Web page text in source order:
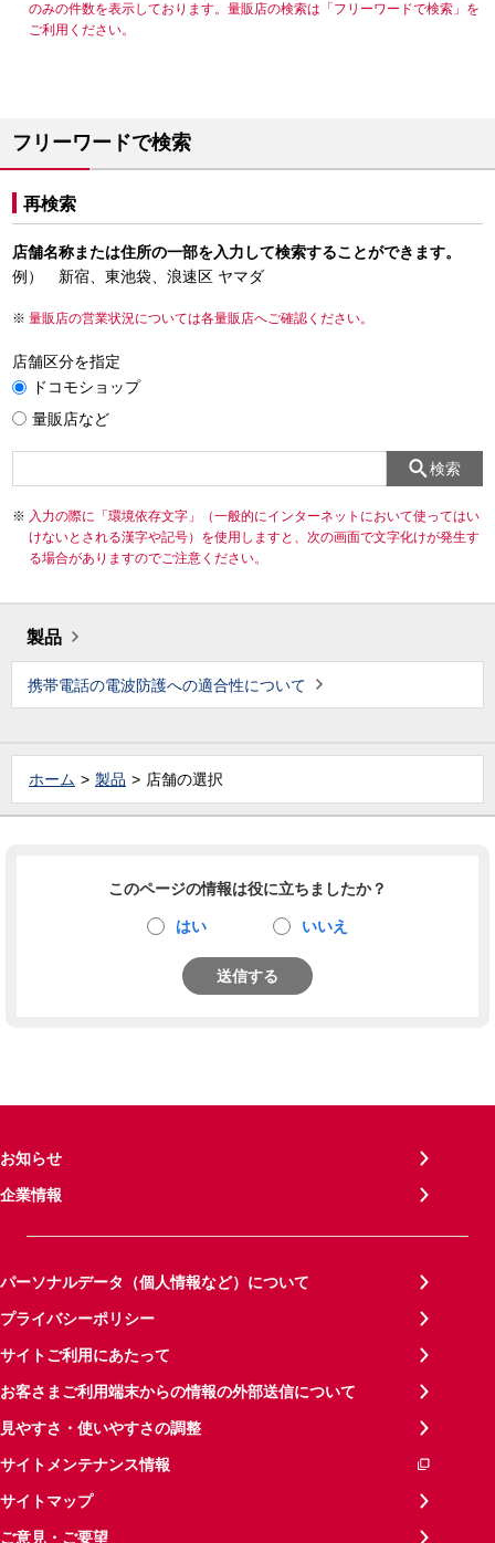
のみの件数を表示しております。量販店の検索は「フリーワードで検索」を
ご利用ください。
フリーワードで検索
再検索
店舗名称または住所の一部を入力して検索することができます。
例） 新宿、東池袋、浪速区 ヤマダ
量販店の営業状況については各量販店へご確認ください。
店舗区分を指定
ドコモショップ
量販店など
検索
入力の際に「環境依存文字」（一般的にインターネットにおいて使ってはい
けないとされる漢字や記号）を使用しますと、次の画面で文字化けが発生す
る場合がありますのでご注意ください。
製品
携帯電話の電波防護への適合性について
ホーム 製品 店舗の選択
このページの情報は役に立ちましたか？
はい いいえ
送信する
お知らせ
企業情報
パーソナルデータ（個人情報など）について
プライバシーポリシー
サイトご利用にあたって
お客さまご利用端末からの情報の外部送信について
見やすさ・使いやすさの調整
サイトメンテナンス情報
サイトマップ
ご意見・ご要望